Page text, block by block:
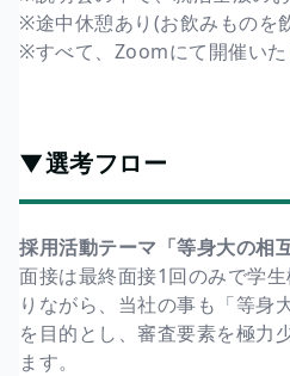
※途中休憩あり(お飲みものを
※すべて、Zoomにて開催いた
▼選考フロー
採用活動テーマ「等身大の相
面接は最終面接1回のみで学
りながら、当社の事も「等身
を目的とし、審査要素を極力
ます。